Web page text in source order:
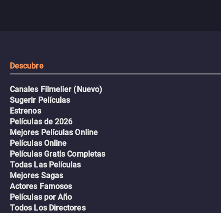
Descubre
Canales Filmelier (Nuevo)
Sugerir Películas
Estrenos
Películas de 2026
Mejores Películas Online
Películas Online
Películas Gratis Completas
Todas Las Películas
Mejores Sagas
Actores Famosos
Películas por Año
Todos Los Directores